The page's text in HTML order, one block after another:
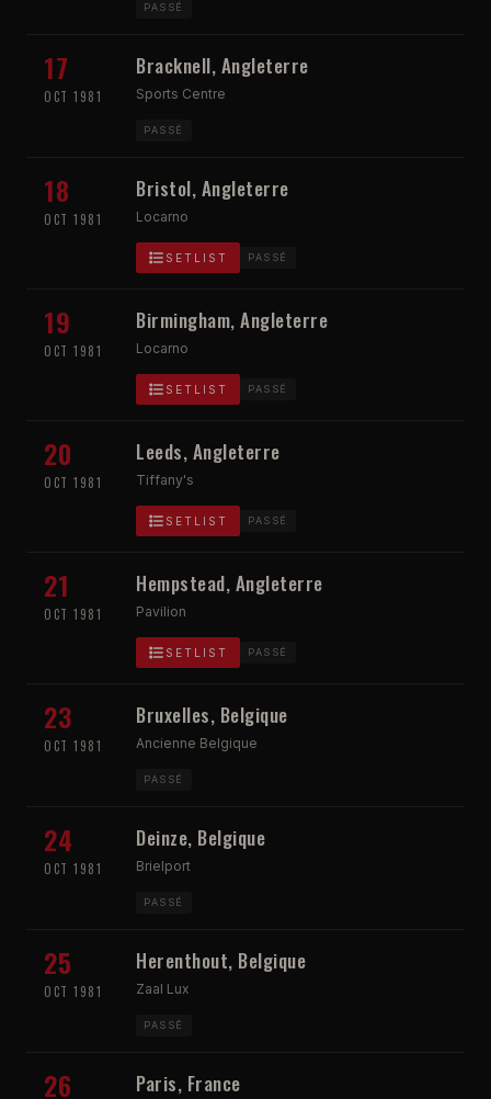
PASSÉ
17
OCT 1981
Bracknell, Angleterre
Sports Centre
PASSÉ
18
OCT 1981
Bristol, Angleterre
Locarno
SETLIST PASSÉ
19
OCT 1981
Birmingham, Angleterre
Locarno
SETLIST PASSÉ
20
OCT 1981
Leeds, Angleterre
Tiffany's
SETLIST PASSÉ
21
OCT 1981
Hempstead, Angleterre
Pavilion
SETLIST PASSÉ
23
OCT 1981
Bruxelles, Belgique
Ancienne Belgique
PASSÉ
24
OCT 1981
Deinze, Belgique
Brielport
PASSÉ
25
OCT 1981
Herenthout, Belgique
Zaal Lux
PASSÉ
26 Paris, France